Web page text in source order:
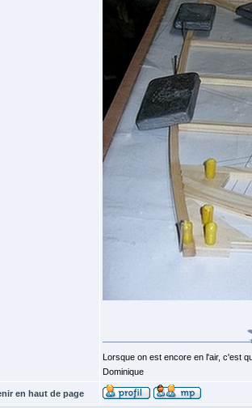
Lorsque on est encore en l'air, c'est
Dominique
en haut de page